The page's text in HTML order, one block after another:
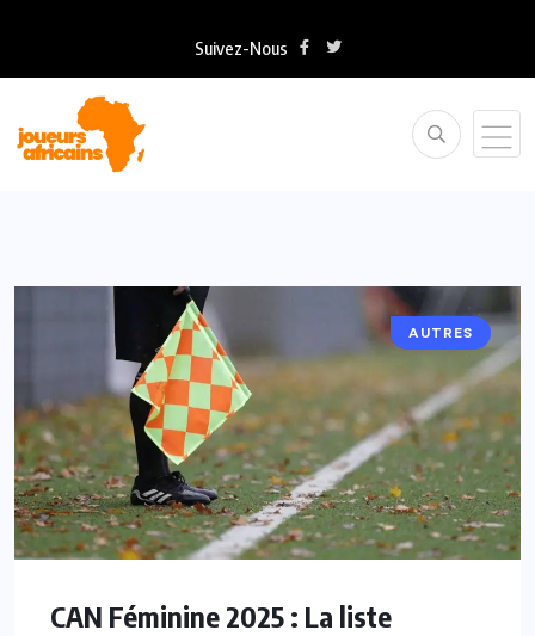
Suivez-Nous
AUTRES
CAN Féminine 2025 : La liste